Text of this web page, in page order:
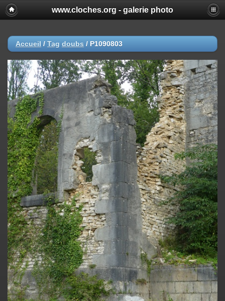
www.cloches.org - galerie photo
Accueil / Tag doubs / P1090803